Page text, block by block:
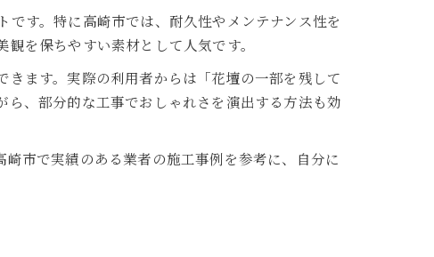
ト
す。特に高崎市では、耐久性やメンテナンス性を
を保ちやすい素材として人気です。
ます。実際の利用者からは「花壇の一部を残して
、部分的な工事でおしゃれさを演出する方法も効
市で実績のある業者の施工事例を参考に、自分に